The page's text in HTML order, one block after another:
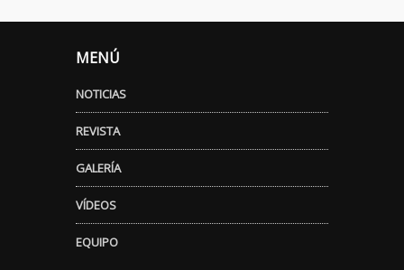
MENÚ
NOTICIAS
REVISTA
GALERÍA
VÍDEOS
EQUIPO